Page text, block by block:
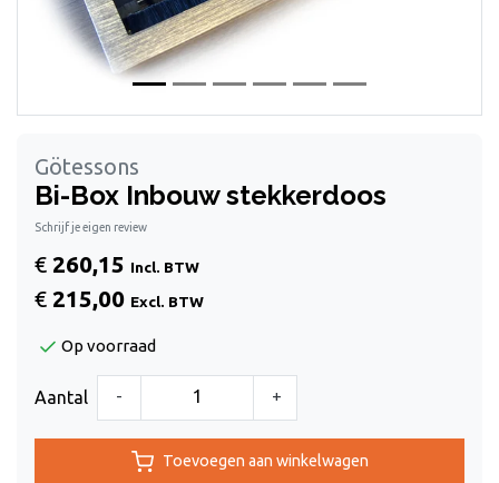
Götessons
Bi-Box Inbouw stekkerdoos
Schrijf je eigen review
€ 260,15 Incl. BTW
€ 215,00 Excl. BTW
Op voorraad
Aantal - +
Toevoegen aan winkelwagen